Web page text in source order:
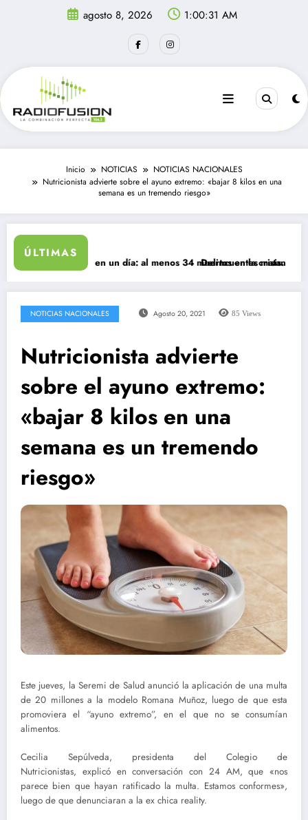
agosto 8, 2026 1:00:31 AM
Inicio NOTICIAS
NOTICIAS NACIONALES
Nutricionista advierte sobre el ayuno extremo: «bajar 8 kilos en una
semana es un tremendo riesgo»
ÚLTIMAS
a Ceuta en un día: al menos 34 muertos en la crisis.
Delincuentes matan a joven
NOTICIAS NACIONALES Agosto 20, 2021 85 Views
Nutricionista advierte
sobre el ayuno extremo:
«bajar 8 kilos en una
semana es un tremendo
riesgo»
Este jueves, la Seremi de Salud anunció la aplicación de una multa
de 20 millones a la modelo Romana Muñoz, luego de que esta
promoviera el “ayuno extremo”, en el que no se consumían
alimentos.
Cecilia Sepúlveda, presidenta del Colegio de
Nutricionistas, explicó en conversación con 24 AM, que «nos
parece bien que hayan ratificado la multa. Estamos conformes»,
luego de que denunciaran a la ex chica reality.